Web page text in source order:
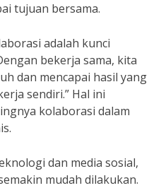
tujuan bersama.
adalah kunci
bekerja sama, kita
dan mencapai hasil yang
sendiri.” Hal ini
kolaborasi dalam
dan media sosial,
mudah dilakukan.